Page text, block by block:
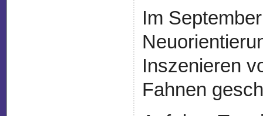
Im
Inszenieren
Fahnen